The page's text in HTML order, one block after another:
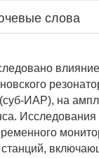
слова
ИАР), на